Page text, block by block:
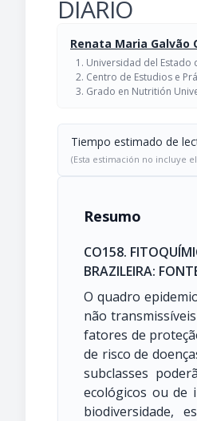
DIÁRIO
Renata Maria Galvão
Universidad del Estado
Centro de Estudios e
Grado en Nutritión
Tiempo estimado de
(Esta estimación no incluye
Resumo
CO158.
BRAZILEIRA:
O quadro
não
fatores de
de risco de
subclasses
ecológicos ou de
biodiversidade,